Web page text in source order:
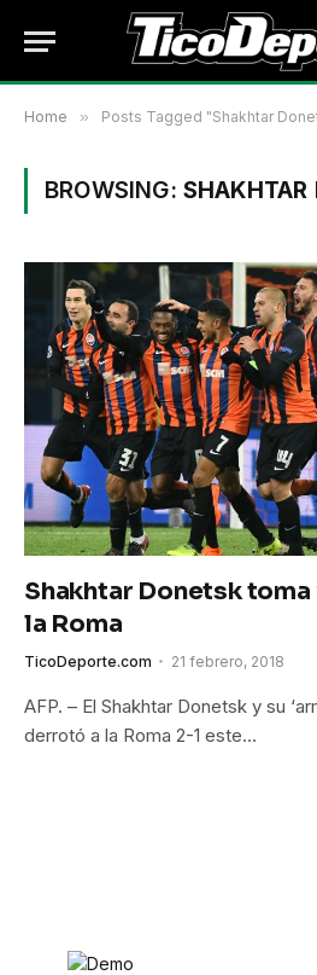
Home » Posts Tagged "Shakhtar
BROWSING: SHAKHTAR
Shakhtar Donetsk
la Roma
TicoDeporte.com 21 febrero, 2018
AFP. – El Shakhtar Donetsk y su
derrotó a la Roma 2-1 este…